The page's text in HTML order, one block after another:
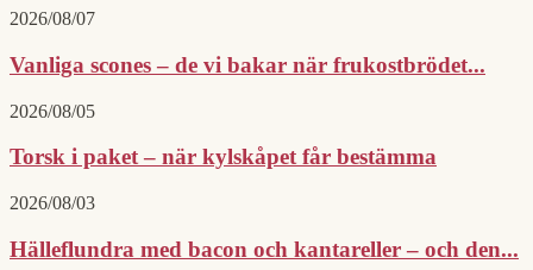
2026/08/07
Vanliga scones – de vi bakar när frukostbrödet...
2026/08/05
Torsk i paket – när kylskåpet får bestämma
2026/08/03
Hälleflundra med bacon och kantareller – och den...